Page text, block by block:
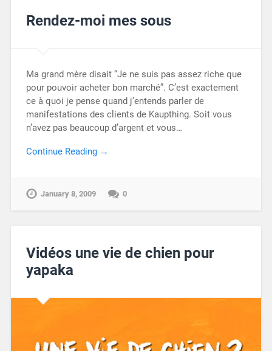
Rendez-moi mes sous
Ma grand mère disait “Je ne suis pas assez riche que
pour pouvoir acheter bon marché”. C’est exactement
ce à quoi je pense quand j’entends parler de
manifestations des clients de Kaupthing. Soit vous
n’avez pas beaucoup d’argent et vous…
Continue Reading →
January 8, 2009 0
Vidéos une vie de chien pour
yapaka